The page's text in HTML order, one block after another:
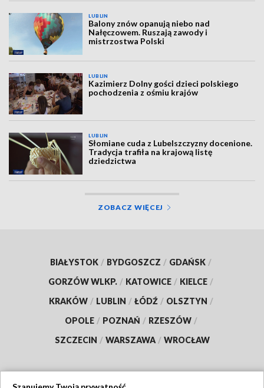
LUBLIN
Balony znów opanują niebo nad
Nałęczowem. Ruszają zawody i
mistrzostwa Polski
LUBLIN
Kazimierz Dolny gości dzieci polskiego
pochodzenia z ośmiu krajów
LUBLIN
Słomiane cuda z Lubelszczyzny docenione.
Tradycja trafiła na krajową listę
dziedzictwa
ZOBACZ WIĘCEJ
BIAŁYSTOK / BYDGOSZCZ / GDAŃSK /
GORZÓW WLKP. / KATOWICE / KIELCE /
KRAKÓW / LUBLIN / ŁÓDŹ / OLSZTYN /
OPOLE / POZNAŃ / RZESZÓW /
SZCZECIN / WARSZAWA / WROCŁAW